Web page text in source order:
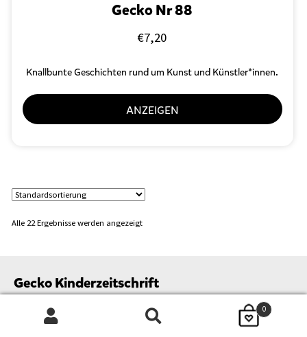
Gecko Nr 88
€7,20
Knallbunte Geschichten rund um Kunst und Künstler*innen.
ANZEIGEN
Alle 22 Ergebnisse werden angezeigt
Gecko Kinderzeitschrift
SUCHEN
0